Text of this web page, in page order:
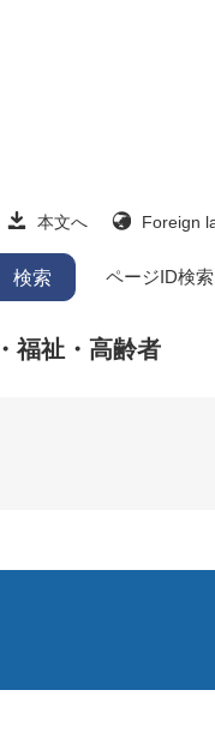
本文へ Foreign
ページID検索
福祉・高齢者